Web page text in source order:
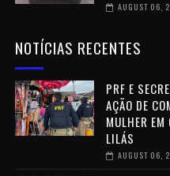
AUGUST 06,
NOTÍCIAS RECENTES
PRF E
AÇÃO DE
MULHER EM
LILÁS
AUGUST 06,